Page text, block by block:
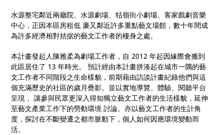
水源整宅鄰近兩廳院、水源劇場、牯嶺街小劇場、客家戲劇音樂
中心，正因本區房租低 廉又鄰近許多重點藝文場館，數十年間成
為許多經濟相對拮据的藝文工作者的棲身之處。
本計畫發起人陳雅柔為劇場工作者，自 2012 年起因緣際會搬到
此區居住了 13 年時光。 預計經由本計畫拼湊起在城市一隅的藝
文工作者不同階段之生命樣貌，前期藉由訪談計畫紀錄他們與這
個充滿歷史的社區的歲月疊影。並以實地導覽、體驗、閱聽平台
呈現， 讓參與民眾更深入得知獨立藝文工作者的生活樣貌，延伸
至藝文產業工作下的勞動環境 討論。亦以藝文工作者的生計角
度，探討在不斷變遷之都市脈動下，個人如何因應環境變動而
活。